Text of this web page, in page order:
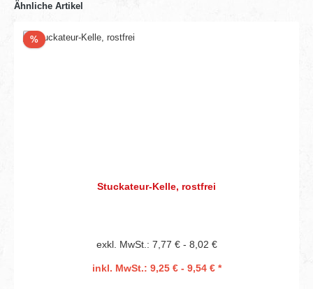
Ähnliche Artikel
%Rabatt
Stuckateur-Kelle, rostfrei
exkl. MwSt.: 7,77 € - 8,02 €
inkl. MwSt.: 9,25 € - 9,54 € *